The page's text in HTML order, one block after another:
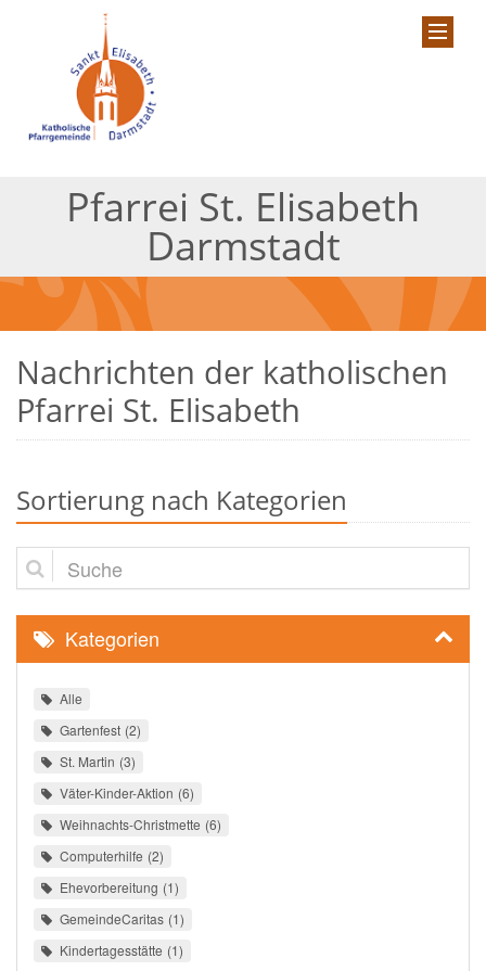
Pfarrei St. Elisabeth
Darmstadt
Nachrichten der katholischen
Pfarrei St. Elisabeth
Sortierung nach Kategorien
Suche
Kategorien
Alle
Gartenfest 2
St. Martin 3
Väter-Kinder-Aktion 6
Weihnachts-Christmette 6
Computerhilfe 2
Ehevorbereitung 1
GemeindeCaritas 1
Kindertagesstätte 1